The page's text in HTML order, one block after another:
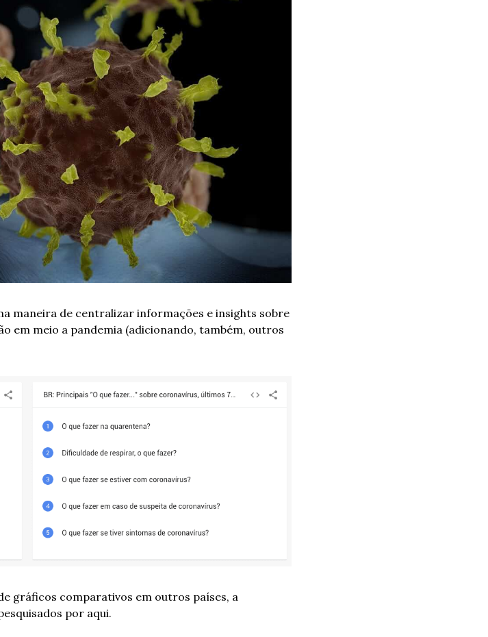
maneira de centralizar informações e insights sobre
em meio a pandemia (adicionando, também, outros
gráficos comparativos em outros países, a
por aqui.